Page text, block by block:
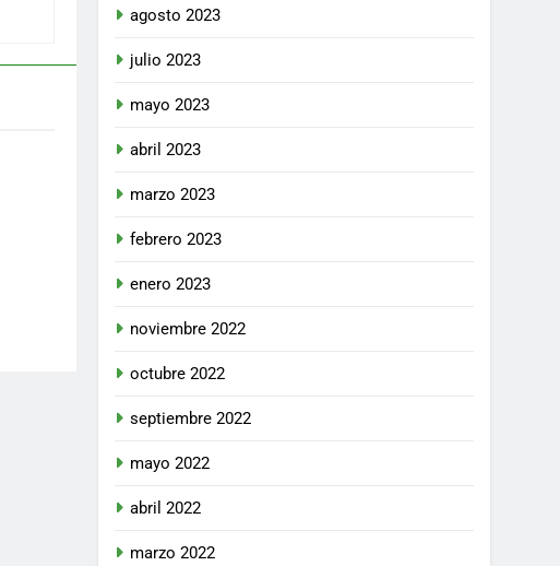
agosto 2023
julio 2023
mayo 2023
abril 2023
marzo 2023
febrero 2023
enero 2023
noviembre 2022
octubre 2022
septiembre 2022
mayo 2022
abril 2022
marzo 2022